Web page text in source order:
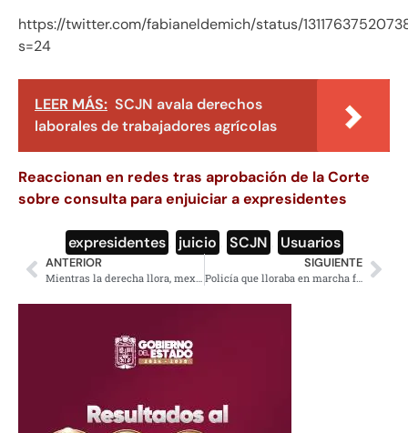
https://twitter.com/fabianeldemich/status/
s=24
LEER MÁS: SCJN avala derechos
laborales de trabajadores agrícolas
Reaccionan en redes tras aprobación de la Corte
sobre consulta para enjuiciar a expresidentes
expresidentes juicio SCJN Usuarios
ANTERIOR SIGUIENTE
Policía que lloraba en marcha feminista en la CdMx da su versión